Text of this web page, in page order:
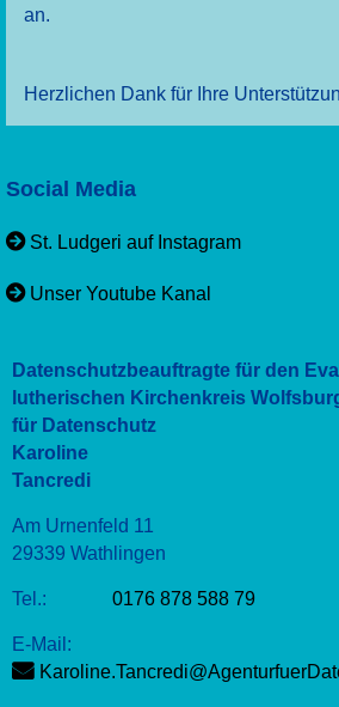
an.
Herzlichen Dank für Ihre
Social Media
St. Ludgeri auf Instagram
Unser Youtube Kanal
Datenschutzbeauftragte für den
lutherischen Kirchenkreis
für Datenschutz
Karoline
Tancredi
Am Urnenfeld 11
29339 Wathlingen
Tel.: 0176 878 588 79
E-Mail: